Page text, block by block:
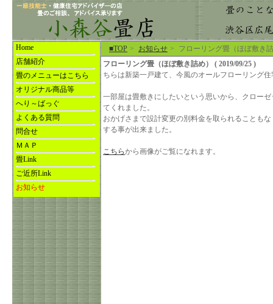
Home
店舗紹介
畳のメニューはこちら
オリジナル商品等
へり～ばっぐ
よくある質問
問合せ
ＭＡＰ
畳Link
ご近所Link
お知らせ
■TOP > お知らせ >
フローリング畳（ほぼ敷き
フローリング畳（ほぼ敷き詰め） ( 2019/09/25 )
ちらは新築一戸建て、今風のオールフローリング
一部屋は畳敷きにしたいという思いから、クロー
てくれました。
おかげさまで設計変更の別料金を取られることも
する事が出来ました。
こちらから画像がご覧になれます。